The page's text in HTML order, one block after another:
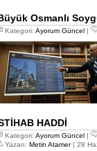
Osmanlı
Kategori: Ayorum Güncel |
HADDİ
Kategori: Ayorum Güncel |
Yazan: Metin Atamer| 28